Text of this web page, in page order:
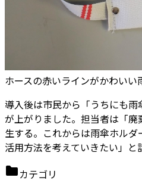
ホースの赤いラインがかわいい
導入後は市民から「うちにも
が上がりました。担当者は「
生する。これからは雨傘ホル
活用方法を考えていきたい」と
カテゴリ